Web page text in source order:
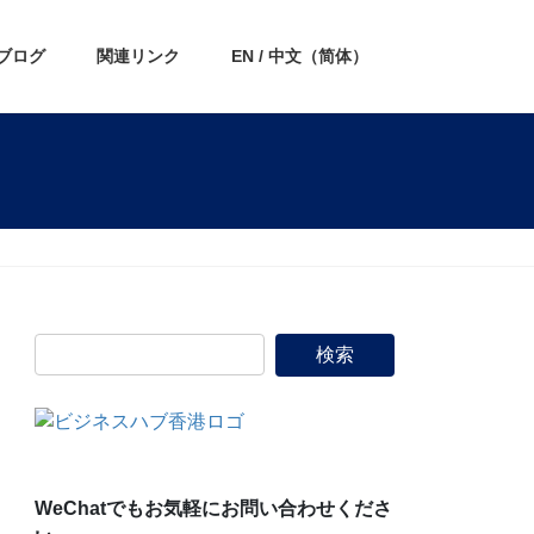
ログ 関連リンク EN / 中文（简体）
WeChatでもお気軽にお問い合わせくださ